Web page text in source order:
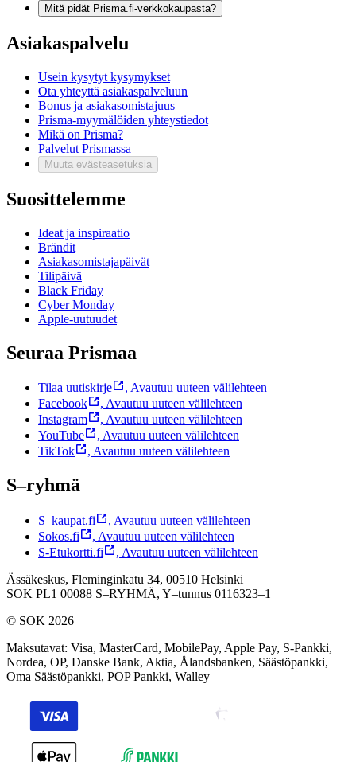
Mitä pidät Prisma.fi-verkkokaupasta?
Asiakaspalvelu
Usein kysytyt kysymykset
Ota yhteyttä asiakaspalveluun
Bonus ja asiakasomistajuus
Prisma-myymälöiden yhteystiedot
Mikä on Prisma?
Palvelut Prismassa
Muuta evästeasetuksia
Suosittelemme
Ideat ja inspiraatio
Brändit
Asiakasomistajapäivät
Tilipäivä
Black Friday
Cyber Monday
Apple-uutuudet
Seuraa Prismaa
Tilaa uutiskirje , Avautuu uuteen välilehteen
Facebook
, Avautuu uuteen välilehteen
Instagram
, Avautuu uuteen välilehteen
YouTube
, Avautuu uuteen välilehteen
TikTok
, Avautuu uuteen välilehteen
S–ryhmä
S–kaupat.fi , Avautuu uuteen välilehteen
Sokos.fi
, Avautuu uuteen välilehteen
S-Etukortti.fi
, Avautuu uuteen välilehteen
Ässäkeskus, Fleminginkatu 34, 00510 Helsinki
SOK PL1 00088 S–RYHMÄ, Y–tunnus 0116323–1
© SOK 2026
Maksutavat: Visa, MasterCard, MobilePay, Apple Pay, S-Pankki,
Nordea, OP, Danske Bank, Aktia, Ålandsbanken, Säästöpankki,
Oma Säästöpankki, POP Pankki, Walley